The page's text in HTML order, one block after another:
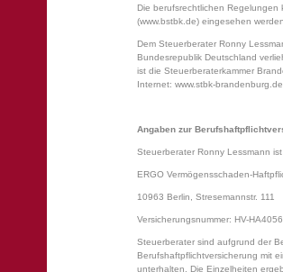
Die berufsrechtlichen
(www.bstbk.de) eingesehen werden.
Dem Steuerberater Ronny
Bundesrepublik Deutschland
ist die Steuerberaterkammer
Internet: www.stbk-brandenburg.de
Angaben zur
Steuerberater Ronny Lessmann
ERGO Vermögensschaden-
10963 Berlin, Stresemannstr. 111
Versicherungsnummer: HV-
Steuerberater sind aufgrund der
Berufshaftpflichtversicherung mit
unterhalten. Die Einzelheiten